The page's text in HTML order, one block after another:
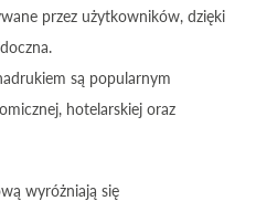
przez użytkowników, dzięki
są popularnym
hotelarskiej oraz
wyróżniają się